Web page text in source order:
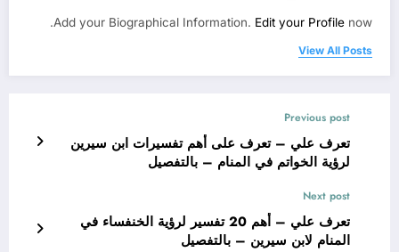
Add your Biographical Information. Edit your Profile now.
View All Posts
Previous post
تعرف علي – تعرف على أهم تفسيرات ابن سيرين
لرؤية الخواتم في المنام – بالتفصيل
Next post
تعرف علي – أهم 20 تفسير لرؤية الخنفساء في
المنام لابن سيرين – بالتفصيل